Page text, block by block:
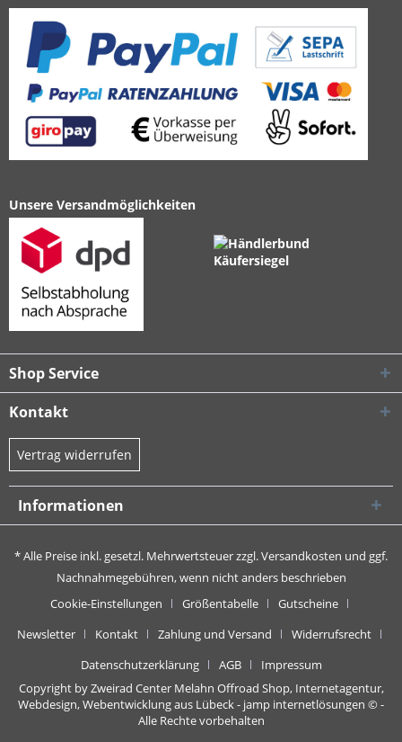
Unsere Versandmöglichkeiten
Shop Service
Kontakt
Vertrag widerrufen
Informationen
* Alle Preise inkl. gesetzl. Mehrwertsteuer zzgl.Versandkosten und ggf.
Nachnahmegebühren, wenn nicht anders beschrieben
Cookie-Einstellungen
Größentabelle
Gutscheine
Newsletter
Kontakt Zahlung und Versand
Widerrufsrecht
Datenschutzerklärung
AGB
Impressum
Copyright by Zweirad Center Melahn Offroad Shop, Internetagentur,
Webdesign, Webentwicklung aus Lübeck - jamp internetlösungen © -
Alle Rechte vorbehalten